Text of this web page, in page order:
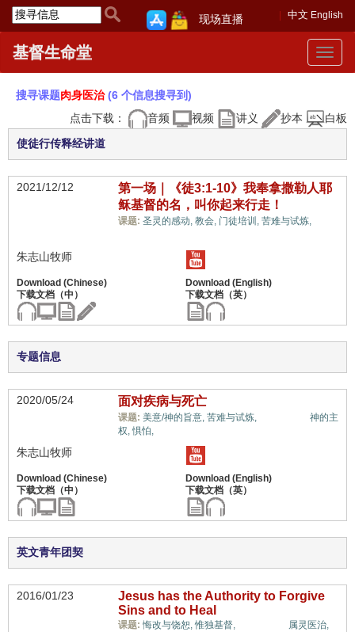
中文 English
现场直播
Toggle
基督生命堂
搜寻课题肉身医治(6 个信息搜寻到)
点击下载：
音频 视频 讲义 抄本 白板
使徒行传释经讲道
2021/12/12
第一场｜《徒3:1-10》我奉拿撒勒人耶
稣基督的名，叫你起来行走！
课题: 圣灵的感动, 教会, 门徒培训, 苦难与试炼,
朱志山牧师
专题信息
2020/05/24 面对疾病与死亡
课题: 美意/神的旨意, 苦难与试炼,
神的主
权,惧怕,
朱志山牧师
英文青年团契
2016/01/23
Jesus has the Authority to Forgive
Sins and to Heal
课题: 悔改与饶恕,惟独基督,
属灵医治,